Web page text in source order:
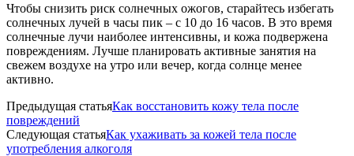
Чтобы снизить риск солнечных ожогов, старайтесь избегать
солнечных лучей в часы пик – с 10 до 16 часов. В это время
солнечные лучи наиболее интенсивны, и кожа подвержена
повреждениям. Лучше планировать активные занятия на
свежем воздухе на утро или вечер, когда солнце менее
активно.
Предыдущая статьяКак восстановить кожу тела после
повреждений
Следующая статьяКак ухаживать за кожей тела после
употребления алкоголя